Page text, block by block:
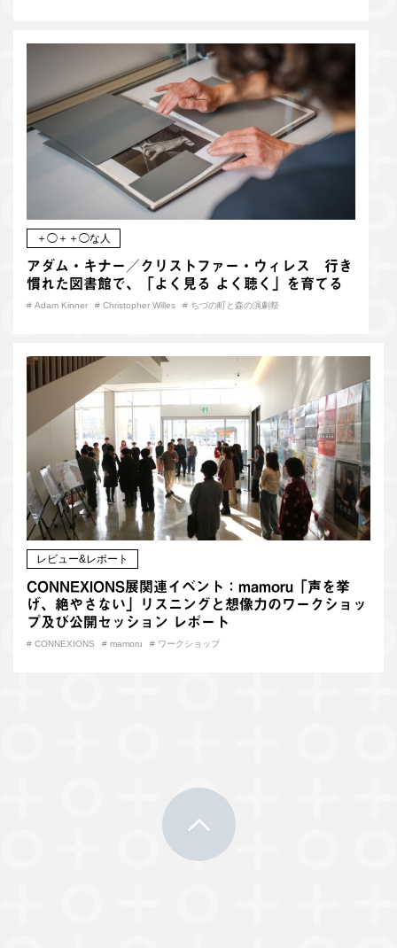
＋◯＋＋◯な人
アダム・キナー／クリストファー・ウィレス 行き
慣れた図書館で、「よく見る よく聴く」を育てる
# Adam Kinner # Christopher Willes # ちづの町と森の演劇祭
レビュー&レポート
CONNEXIONS展関連イベント：mamoru「声を挙
げ、絶やさない」リスニングと想像力のワークショッ
プ及び公開セッション レポート
# CONNEXIONS # mamoru # ワークショップ